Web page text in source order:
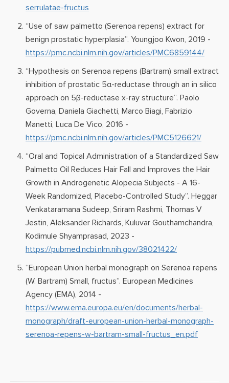
serrulatae-fructus
“Use of saw palmetto (Serenoa repens) extract for
benign prostatic hyperplasia”. Youngjoo Kwon, 2019 -
https://pmc.ncbi.nlm.nih.gov/articles/PMC6859144/
“Hypothesis on Serenoa repens (Bartram) small extract
inhibition of prostatic 5α-reductase through an in silico
approach on 5β-reductase x-ray structure”. Paolo
Governa, Daniela Giachetti, Marco Biagi, Fabrizio
Manetti, Luca De Vico, 2016 -
https://pmc.ncbi.nlm.nih.gov/articles/PMC5126621/
“Oral and Topical Administration of a Standardized Saw
Palmetto Oil Reduces Hair Fall and Improves the Hair
Growth in Androgenetic Alopecia Subjects - A 16-
Week Randomized, Placebo-Controlled Study”. Heggar
Venkataramana Sudeep, Sriram Rashmi, Thomas V
Jestin, Aleksander Richards, Kuluvar Gouthamchandra,
Kodimule Shyamprasad, 2023 -
https://pubmed.ncbi.nlm.nih.gov/38021422/
“European Union herbal monograph on Serenoa repens
(W. Bartram) Small, fructus”. European Medicines
Agency (EMA), 2014 -
https://www.ema.europa.eu/en/documents/herbal-
monograph/draft-european-union-herbal-monograph-
serenoa-repens-w-bartram-small-fructus_en.pdf